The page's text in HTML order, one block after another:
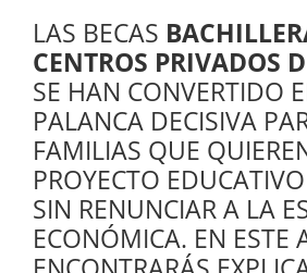
LAS BECAS
CENTROS PRIVADOS
SE HAN CONVERTIDO
PALANCA DECISIVA
FAMILIAS QUE
PROYECTO
SIN RENUNCIAR A LA
ECONÓMICA. EN ESTE